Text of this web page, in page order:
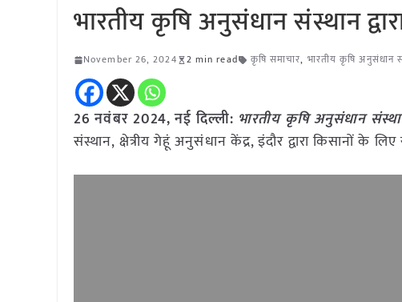
भारतीय कृषि अनुसंधान संस्थान
November 26, 2024 2 min read कृषि समाचार, भारतीय कृषि अनुसंधान
26 नवंबर 2024, नई दिल्ली: भारतीय कृषि अनुसंधान
संस्थान, क्षेत्रीय गेहूं अनुसंधान केंद्र, इंदौर द्वारा किसानों के